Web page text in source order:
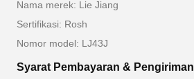
Nama merek: Lie Jiang
Sertifikasi: Rosh
Nomor model: LJ43J
Syarat Pembayaran & Pengiriman